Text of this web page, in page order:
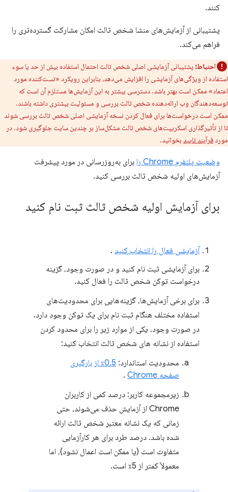
کنند.
پشتیبانی از آزمایش‌های منشا شخص ثالث امکان مشارکت گسترده‌تری را
فراهم می‌کند.
احتیاط: پشتیبانی آزمایشی اصلی شخص ثالث احتمال استفاده بیش از حد یا سوء
استفاده از ویژگی‌های آزمایشی را افزایش می‌دهد، بنابراین رویکرد «تست‌کننده مورد
اعتماد» ممکن است بهتر باشد. دسترسی بیشتر به این آزمایش‌ها مستلزم آن است که
توسعه‌دهندگان وب ارائه‌دهنده شخص ثالث بررسی و مسئولیت بیشتری داشته باشند.
ممکن است درخواست‌ها برای فعال کردن نسخه آزمایشی اصلی شخص ثالث بررسی شوند
تا از تأثیرگذاری اسکریپت‌های شخص ثالث مشکل‌ساز بر چندین سایت جلوگیری شود. در
مورد فرآیند تایید بخوانید.
وضعیت پلتفرم Chrome را
برای به‌روزرسانی در مورد پیشرفت
آزمایش‌های اولیه شخص ثالث بررسی کنید.
برای آزمایش اولیه شخص ثالث ثبت نام کنید
آزمایشی فعال را انتخاب کنید .
برای آزمایشی ثبت نام کنید و در صورت وجود، گزینه
درخواست توکن شخص ثالث را فعال کنید.
برای برخی آزمایش‌ها، گزینه‌هایی برای محدودیت‌های
استفاده مختلف هنگام ثبت نام برای یک توکن وجود دارد.
در صورت وجود، یکی از موارد زیر را برای محدود کردن
استفاده از نشانه های شخص ثالث انتخاب کنید:
محدودیت استاندارد:
0.5٪ از بارگیری
صفحه Chrome
.
زیرمجموعه کاربر: درصد کمی از کاربران
Chrome از آزمایش حذف می‌شوند، حتی
زمانی که یک نشانه معتبر شخص ثالث ارائه
شده باشد. درصد طرد برای هر کارآزمایی
متفاوت است (یا ممکن است اعمال نشود)، اما
معمولاً کمتر از 5٪ است.